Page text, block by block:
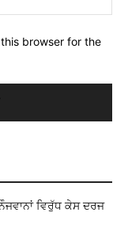
browser for the
ਵਿਰੁੱਧ ਕੇਸ ਦਰਜ